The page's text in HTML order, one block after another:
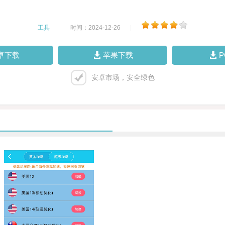
工具 时间：2024-12-26
下载 苹果下载
安卓市场，安全绿色